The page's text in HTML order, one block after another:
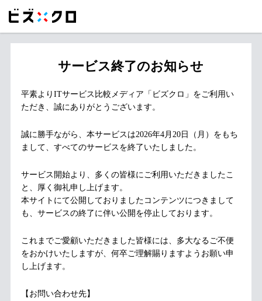
サービス終了のお知らせ
平素よりITサービス比較メディア「ビズクロ」をご利用い
ただき、誠にありがとうございます。
誠に勝手ながら、本サービスは2026年4月20日（月）をもち
まして、すべてのサービスを終了いたしました。
サービス開始より、多くの皆様にご利用いただきましたこ
と、厚く御礼申し上げます。
本サイトにて公開しておりましたコンテンツにつきまして
も、サービスの終了に伴い公開を停止しております。
これまでご愛顧いただきました皆様には、多大なるご不便
をおかけいたしますが、何卒ご理解賜りますようお願い申
し上げます。
【お問い合わせ先】